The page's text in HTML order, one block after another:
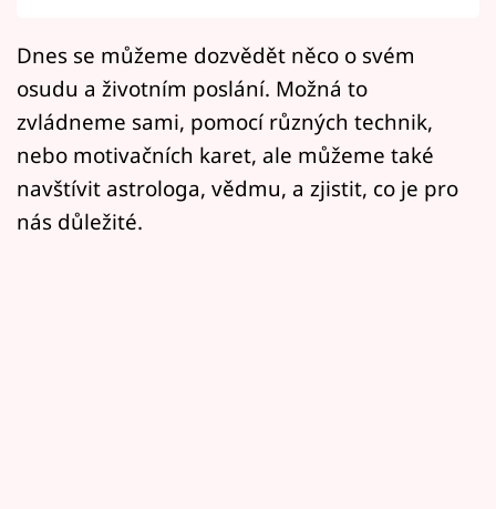
Mámy sobě
Přihlášení
Dnes se můžeme dozvědět něco o svém
osudu a životním poslání. Možná to
zvládneme sami, pomocí různých technik,
nebo motivačních karet, ale můžeme také
navštívit astrologa, vědmu, a zjistit, co je pro
nás důležité.